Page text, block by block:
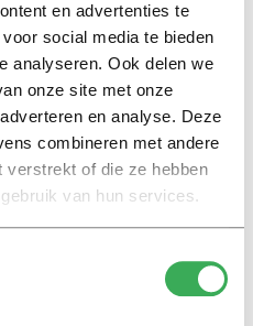
en advertenties te
social media te bieden
analyseren. Ook delen we
onze site met onze
en analyse. Deze
combineren met andere
verstrekt of die ze hebben
van hun services.
instituut start, er
Maar over tien jaar
instituten hebben dan
beleid rondom de
houden. Er hebben nu
status, Netspar, Intervict
euro in kas, wat